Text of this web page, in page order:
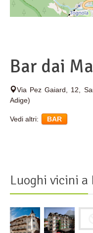
Bar dai
Via Pez Gaiard, 12,
Adige)
Vedi altri: BAR
Luoghi vicini a